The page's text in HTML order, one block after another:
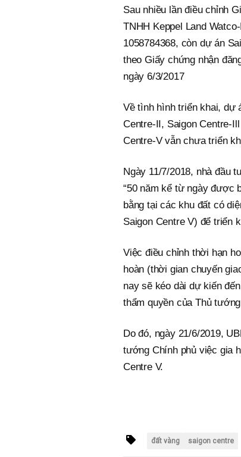
Sau nhiều lần điều chỉnh
TNHH Keppel Land
1058784368, còn dự án
theo Giấy chứng nhận
ngày 6/3/2017
Về tình hình triển khai, dự
Centre-II, Saigon Centre-
Centre-V vẫn chưa triển
Ngày 11/7/2018, nhà đầu
“50 năm kể từ ngày được
bằng tại các khu đất có
Saigon Centre V) để triển
Việc điều chỉnh thời hạn
hoàn (thời gian chuyến
nay sẽ kéo dài dự kiến
thẩm quyền của Thủ
Do đó, ngày 21/6/2019,
tướng Chính phủ việc gia
Centre V.
đất vàng saigon centre